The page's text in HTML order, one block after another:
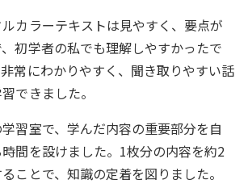
カラーテキストは見やすく、要点が
初学者の私でも理解しやすかったで
常にわかりやすく、聞き取りやすい話
できました。
習室で、学んだ内容の重要部分を自
間を設けました。1枚分の内容を約2
ことで、知識の定着を図りました。